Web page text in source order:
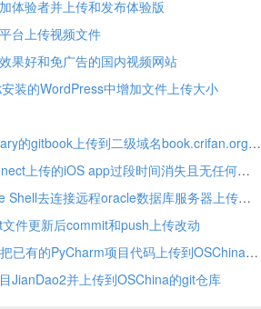
体验者并上传和发布体验版
台上传视频文件
果好和免广告的国内视频网站
安装的WordPress中增加文件上传大小
【记录】把http_summary的gitbook上传到二级域名book.crifan.org中
【已解决】iTunes Connect上传的iOS app过段时间消失且无任何提示
【记录】用SSH Secure Shell去连接远程oracle数据库服务器上传文件
文件更新后commit和push上传改动
［记录］通过git命令行把已有的PyCharm项目代码上传到OSChina的git上
JianDao2并上传到OSChina的git仓库